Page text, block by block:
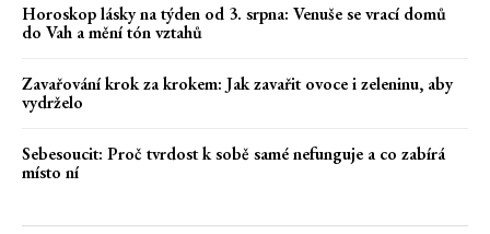
Horoskop lásky na týden od 3. srpna: Venuše se vrací domů
do Vah a mění tón vztahů
Zavařování krok za krokem: Jak zavařit ovoce i zeleninu, aby
vydrželo
Sebesoucit: Proč tvrdost k sobě samé nefunguje a co zabírá
místo ní